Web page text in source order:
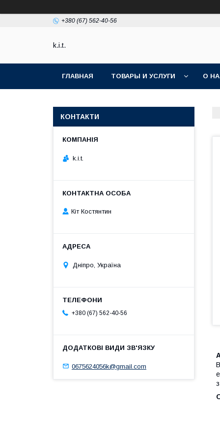
+380 (67) 562-40-56
k.i.t.
ГЛАВНАЯ ТОВАРЫ И УСЛУГИ О
КОНТАКТИ
k.i.t.
Кіт Костянтин
Дніпро, Україна
+380 (67) 562-40-56
0675624056k@gmail.com